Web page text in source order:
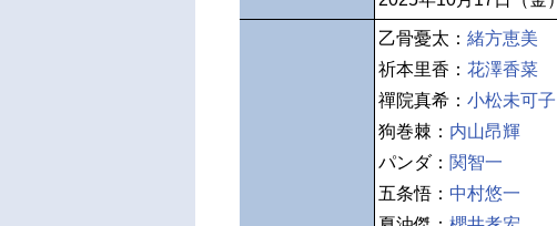
乙骨憂太： 緒方恵美
祈本里香： 花澤香菜
禪院真希： 小松未可子
狗巻棘： 内山昂輝
パンダ： 関智一
五条悟： 中村悠一